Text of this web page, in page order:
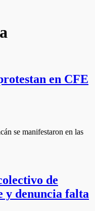
en CFE
se manifestaron en las
de
y denuncia falta